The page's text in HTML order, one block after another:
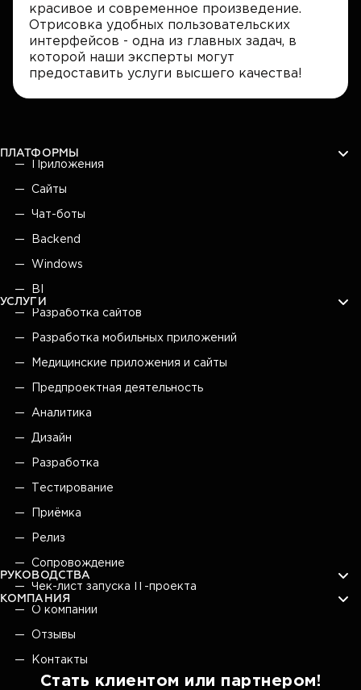
красивое и современное произведение.
Отрисовка удобных пользовательских
интерфейсов - одна из главных задач, в
которой наши эксперты могут
предоставить услуги высшего качества!
ПЛАТФОРМЫ
Приложения
Сайты
Чат-боты
Backend
Windows
BI
УСЛУГИ
Разработка сайтов
Разработка мобильных приложений
Медицинские приложения и сайты
Предпроектная деятельность
Аналитика
Дизайн
Разработка
Тестирование
Приёмка
Релиз
Сопровождение
РУКОВОДСТВА
Чек-лист запуска IT-проекта
КОМПАНИЯ
О компании
Отзывы
Контакты
Стать клиентом или партнером!